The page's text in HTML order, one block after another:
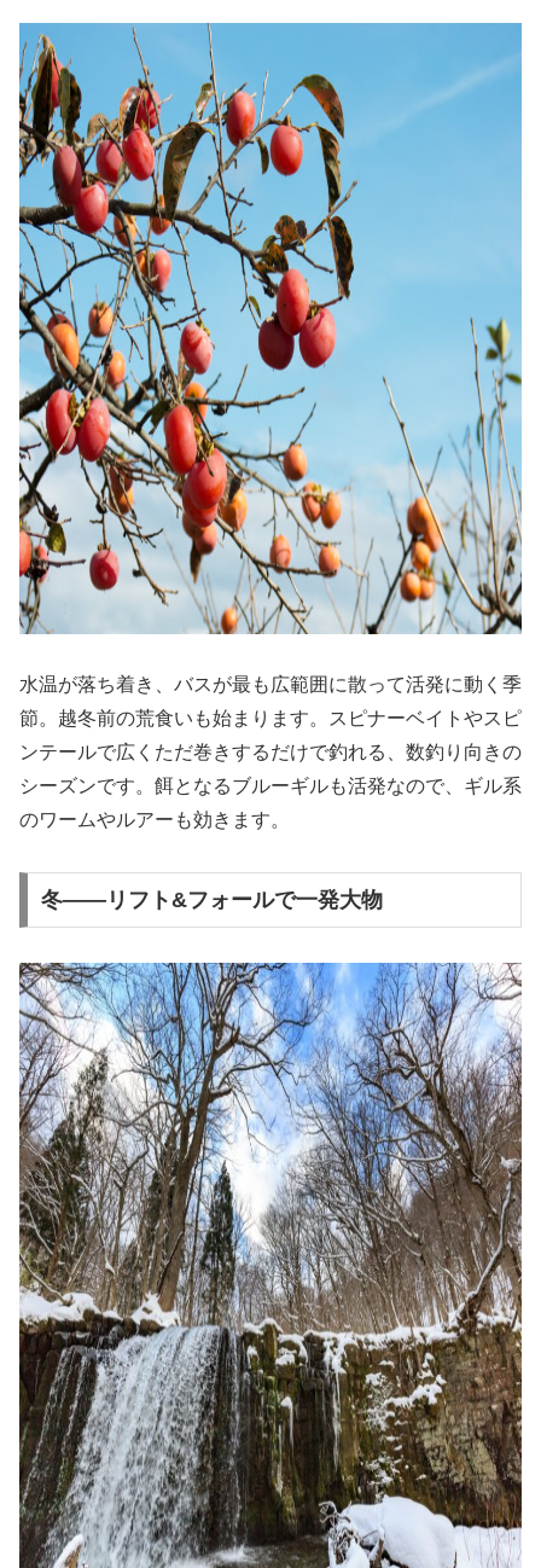
水温が落ち着き、バスが最も広範囲に散って活発に動く季
節。越冬前の荒食いも始まります。スピナーベイトやスピ
ンテールで広くただ巻きするだけで釣れる、数釣り向きの
シーズンです。餌となるブルーギルも活発なので、ギル系
のワームやルアーも効きます。
冬——リフト&フォールで一発大物